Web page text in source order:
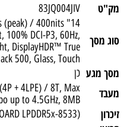
מק"ט
83JQ004JIV
סוג מסך
(peak) / 400nits
DCI-P3, 60Hz,
DisplayHDR™ True
500, Glass, Touch
מסך מגע כן
מעבד
+ 4LPE) / 8T, Max
up to 4.5GHz, 8MB
זיכרון (16GB (16GB ONBOARD LPDDR5x-8533